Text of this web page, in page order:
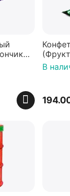
42 гр).
В